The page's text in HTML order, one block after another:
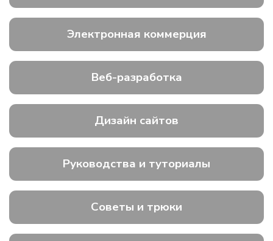
Электронная коммерция
Веб-разработка
Дизайн сайтов
Руководства и туториалы
Советы и трюки